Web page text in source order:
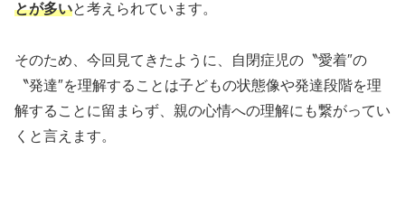
とが多いと考えられています。
そのため、今回見てきたように、自閉症児の〝愛着″の
〝発達″を理解することは子どもの状態像や発達段階を理
解することに留まらず、親の心情への理解にも繋がってい
くと言えます。